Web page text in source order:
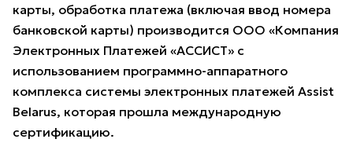
карты, обработка платежа (включая ввод номера
банковской карты) производится ООО «Компания
Электронных Платежей «АССИСТ» с
использованием программно-аппаратного
комплекса системы электронных платежей Assist
Belarus, которая прошла международную
сертификацию.